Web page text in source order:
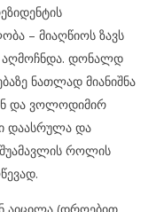
– მიაღწიოს ზავს
აღმოჩნდა. დონალდ
ნათლად მიანიშნა
და ვოლოდიმირ
დაასრულა და
როლის